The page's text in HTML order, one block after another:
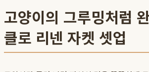
고양이의 그루밍처럼
클로 리넨 자켓 셋업